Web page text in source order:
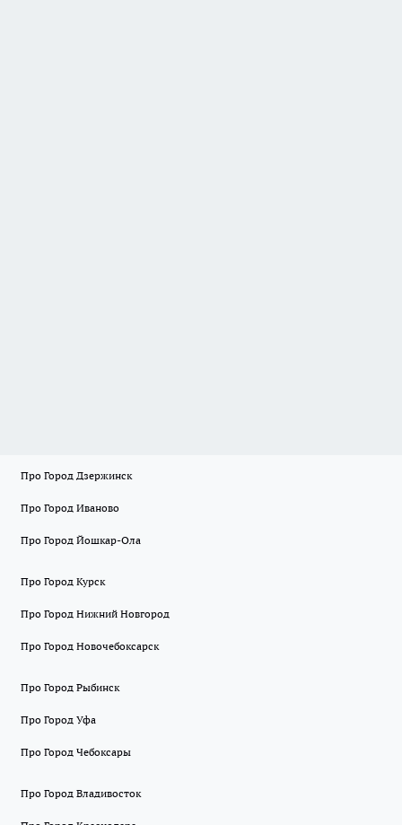
Про Город Дзержинск
Про Город Иваново
Про Город Йошкар-Ола
Про Город Курск
Про Город Нижний Новгород
Про Город Новочебоксарск
Про Город Рыбинск
Про Город Уфа
Про Город Чебоксары
Про Город Владивосток